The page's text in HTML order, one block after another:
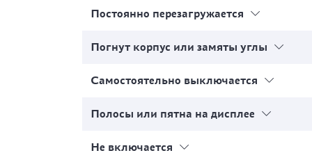
Постоянно перезагружается
Погнут корпус или замяты углы
Самостоятельно выключается
Полосы или пятна на дисплее
Не включается